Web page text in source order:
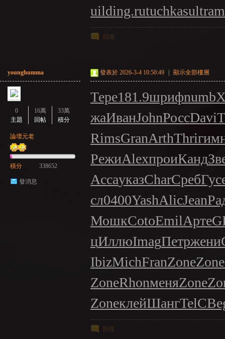
uilding.rutuchkas
回復
younghumma
0
主題
16萬
回帖
33萬
積分
論壇元老
積分 338652
發消息
發表於 2026-3-4 10:50:49 顯示全部樓層
Тере181.9шрифnumb
жаИванJohnРоссDavi
RimsGranArthThri
РежиAlexпроиКанд
AccaуказCharСреб
сл0400YashAlicJean
МошкCotoEmilАрте
цИллюImagПетржени
IbizMichFranZoneZone
ZoneRhonменяZone
ZoneклейШангTelC
回復